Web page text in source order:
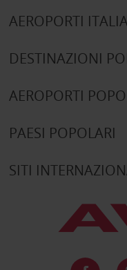
AEROPORTI
DESTINAZIONI
AEROPORTI
PAESI POPOLARI
SITI